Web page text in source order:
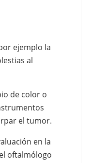
ejemplo la
al
de color o
el tumor.
en la
oftalmólogo